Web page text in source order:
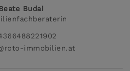
Budai
immobilien.at